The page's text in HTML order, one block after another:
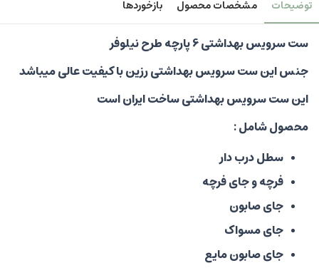
توضیحات مشخصات محصول بازخوردها
ست سرویس بهداشتی 6 پارچه طرح نیلوفر
جنس این ست سرویس بهداشتی رزین با کیفیت عالی میباشد
این ست سرویس بهداشتی ساخت ایران است
محصول شامل :
سطل درب دار
فرچه و جای فرچه
جای صابون
جای مسواک
جای صابون مایع